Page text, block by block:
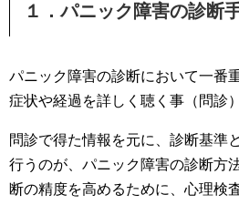
１．パニック障害の診断
パニック障害の診断において一番
症状や経過を詳しく聴く事（問診
問診で得た情報を元に、診断基準
行うのが、パニック障害の診断方
断の精度を高めるために、心理検